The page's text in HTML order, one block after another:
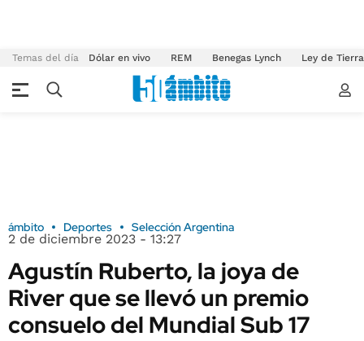
Temas del día Dólar en vivo REM Benegas Lynch Ley de
ámbito Deportes Selección Argentina
2 de diciembre 2023 - 13:27
Agustín Ruberto, la joya de
River que se llevó un premio
consuelo del Mundial Sub 17